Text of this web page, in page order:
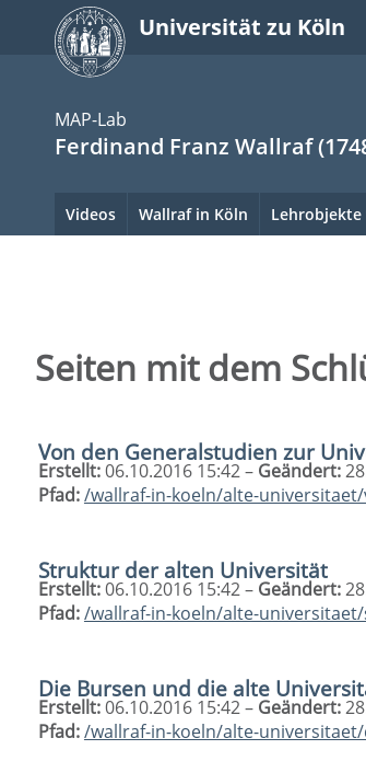
springen
Universität zu Köln
MAP-Lab
Ferdinand Franz Wallraf
Hauptnavigation.
Hinweis:
Tab
um
Menüpunkte
anzuspringen.
Videos Wallraf in Köln Lehrobjekte
sind
hier:
Seiten mit dem
Von den Generalstudien zur
Erstellt:06.10.2016 15:42 – Geändert:
Pfad:/wallraf-in-koeln/alte-
Struktur der alten Universität
Erstellt:06.10.2016 15:42 – Geändert:
Pfad:/wallraf-in-koeln/alte-
Die Bursen und die alte
Erstellt:06.10.2016 15:42 – Geändert:
Pfad:/wallraf-in-koeln/alte-